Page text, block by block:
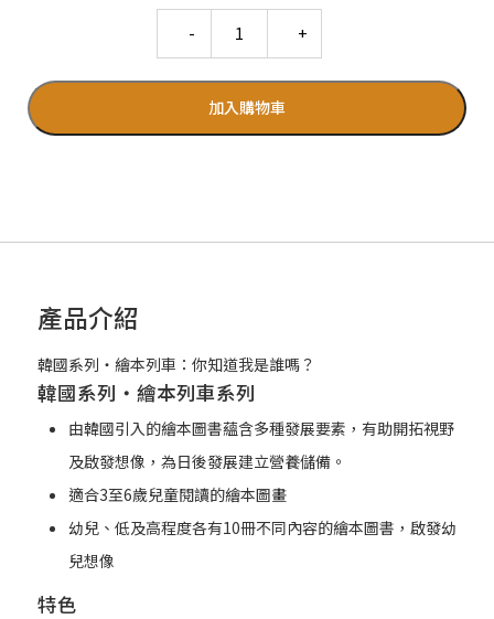
加入購物車
產品介紹
韓國系列‧繪本列車：你知道我是誰嗎？
韓國系列‧繪本列車系列
由韓國引入的繪本圖書蘊含多種發展要素，有助開拓視野
及啟發想像，為日後發展建立營養儲備。
適合3至6歲兒童閱讀的繪本圖畫
幼兒、低及高程度各有10冊不同內容的繪本圖書，啟發幼
兒想像
特色